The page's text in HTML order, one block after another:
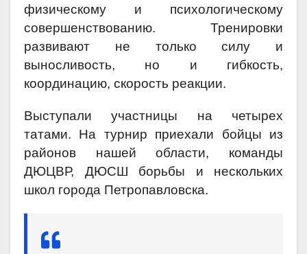
физическому и психологическому
совершенствованию. Тренировки
развивают не только силу и
выносливость, но и гибкость,
координацию, скорость реакции.
Выступали участницы на четырех
татами. На турнир приехали бойцы из
районов нашей области, команды
ДЮЦВР, ДЮСШ борьбы и нескольких
школ города Петропавловска.